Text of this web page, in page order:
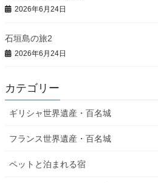
2026年6月24日
石垣島の旅2
2026年6月24日
カテゴリー
ギリシャ世界遺産・百名城
フランス世界遺産・百名城
ペットと泊まれる宿